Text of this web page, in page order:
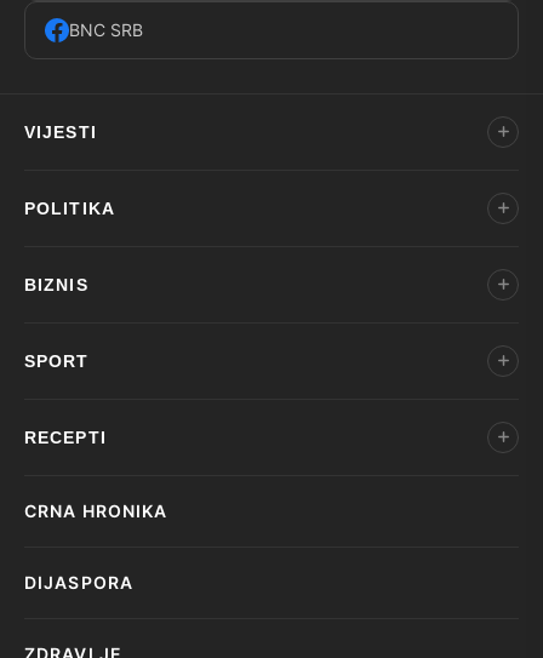
BNC SRB
VIJESTI
POLITIKA
BIZNIS
SPORT
RECEPTI
CRNA HRONIKA
DIJASPORA
ZDRAVLJE